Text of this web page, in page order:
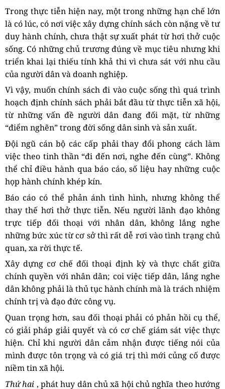
Trong thực tiễn hiện nay, một trong những hạn chế lớn
là có lúc, có nơi việc xây dựng chính sách còn nặng về tư
duy hành chính, chưa thật sự xuất phát từ hơi thở cuộc
sống. Có những chủ trương đúng về mục tiêu nhưng khi
triển khai lại thiếu tính khả thi vì chưa sát với nhu cầu
của người dân và doanh nghiệp.
Vì vậy, muốn chính sách đi vào cuộc sống thì quá trình
hoạch định chính sách phải bắt đầu từ thực tiễn xã hội,
từ những vấn đề người dân đang đối mặt, từ những
“điểm nghẽn” trong đời sống dân sinh và sản xuất.
Đội ngũ cán bộ các cấp phải thay đổi phong cách làm
việc theo tinh thần “đi đến nơi, nghe đến cùng”. Không
thể chỉ điều hành qua báo cáo, số liệu hay những cuộc
họp hành chính khép kín.
Báo cáo có thể phản ánh tình hình, nhưng không thể
thay thế hơi thở thực tiễn. Nếu người lãnh đạo không
trực tiếp đối thoại với nhân dân, không lắng nghe
những bức xúc từ cơ sở thì rất dễ rơi vào tình trạng chủ
quan, xa rời thực tế.
Xây dựng cơ chế đối thoại định kỳ và thực chất giữa
chính quyền với nhân dân; coi việc tiếp dân, lắng nghe
dân không phải là thủ tục hành chính mà là trách nhiệm
chính trị và đạo đức công vụ.
Quan trọng hơn, sau đối thoại phải có phản hồi cụ thể,
có giải pháp giải quyết và có cơ chế giám sát việc thực
hiện. Chỉ khi người dân cảm nhận được tiếng nói của
mình được tôn trọng và có giá trị thì mới củng cố được
niềm tin xã hội.
Thứ hai , phát huy dân chủ xã hội chủ nghĩa theo hướng